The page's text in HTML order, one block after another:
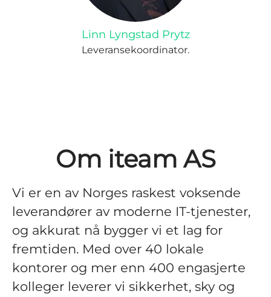
Linn Lyngstad Prytz
Leveransekoordinator.
Om iteam AS
Vi er en av Norges raskest voksende
leverandører av moderne IT-tjenester,
og akkurat nå bygger vi et lag for
fremtiden. Med over 40 lokale
kontorer og mer enn 400 engasjerte
kolleger leverer vi sikkerhet, sky og